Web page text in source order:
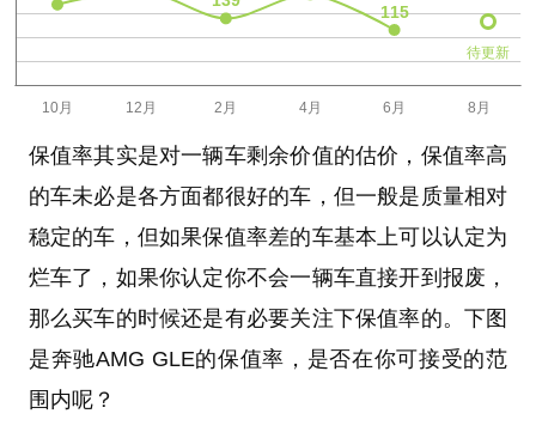
待更新
保值率其实是对一辆车剩余价值的估价，保值率高
的车未必是各方面都很好的车，但一般是质量相对
稳定的车，但如果保值率差的车基本上可以认定为
烂车了，如果你认定你不会一辆车直接开到报废，
那么买车的时候还是有必要关注下保值率的。下图
是奔驰AMG GLE的保值率，是否在你可接受的范
围内呢？